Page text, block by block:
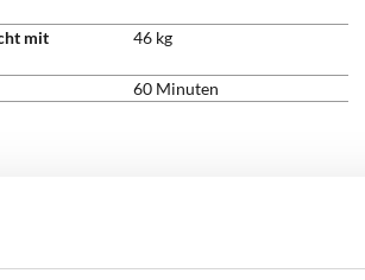
mit
46 kg
60 Minuten